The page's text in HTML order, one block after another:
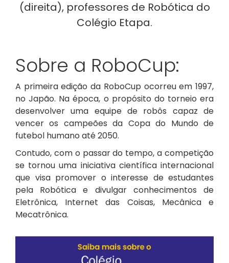
(direita), professores de Robótica do
Colégio Etapa.
Sobre a RoboCup:
A primeira edição da RoboCup ocorreu em 1997,
no Japão. Na época, o propósito do torneio era
desenvolver uma equipe de robôs capaz de
vencer os campeões da Copa do Mundo de
futebol humano até 2050.
Contudo, com o passar do tempo, a competição
se tornou uma iniciativa científica internacional
que visa promover o interesse de estudantes
pela Robótica e divulgar conhecimentos de
Eletrônica, Internet das Coisas, Mecânica e
Mecatrônica.